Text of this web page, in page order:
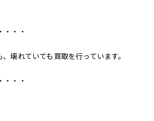
・・・
壊れていても買取を行っています。
・・・